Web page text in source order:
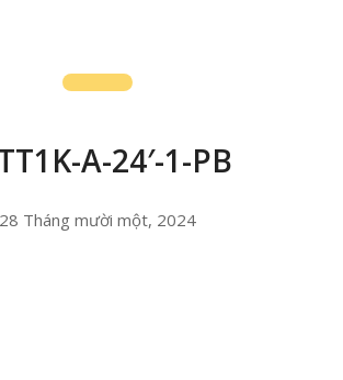
A-24′-1-PB
28 Tháng mười một, 2024